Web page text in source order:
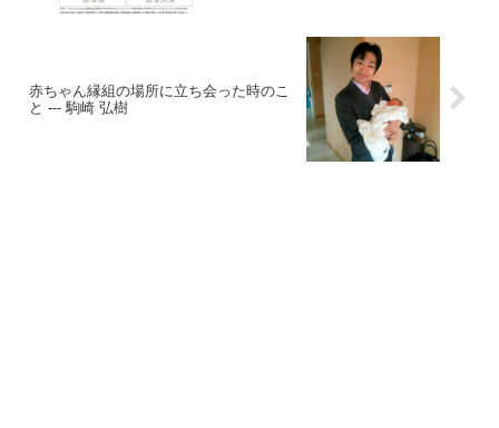
赤ちゃん縁組の場所に立ち会った時のこ
と --- 駒崎 弘樹